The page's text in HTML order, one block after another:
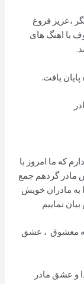
،عزیز فروغ
با اهنگ های
که ما امروز با
مادر گردهم جمع
به مادران خویش
نماییم
معشوق ، عشق
و عشق مادر